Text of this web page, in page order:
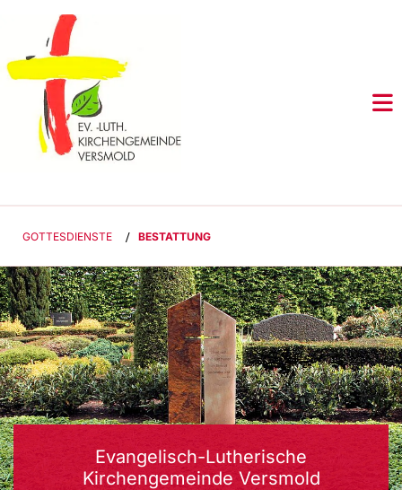
GOTTESDIENSTE / BESTATTUNG
Evangelisch-Lutherische
Kirchengemeinde Versmold